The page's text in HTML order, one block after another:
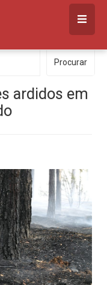
Procurar
ardidos em